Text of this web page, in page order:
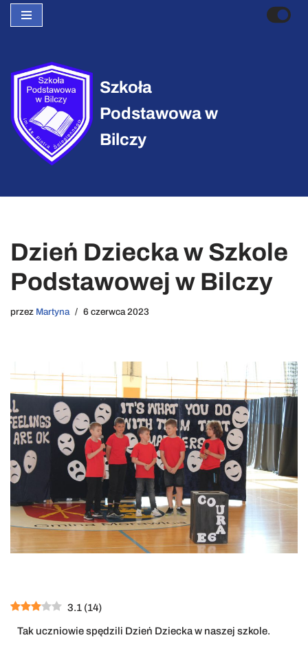
treści
Szkoła
Podstawowa w
Bilczy
Dzień Dziecka w Szkole
Podstawowej w Bilczy
przez Martyna 6 czerwca 2023
3.1 (14)
Tak uczniowie spędzili Dzień Dziecka w naszej szkole.